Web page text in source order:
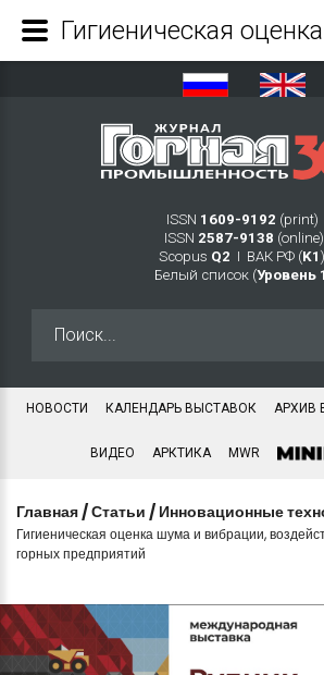
ISSN 1609-9192 (print)
ISSN 2587-9138 (online)
Scopus Q2 Ι ВАК РФ (K1 )
Белый список (Уровень 1
НОВОСТИ КАЛЕНДАРЬ ВЫСТАВОК АРХИВ
ВИДЕО АРКТИКА MWR
Главная /Статьи / Инновационные
Гигиеническая оценка шума и вибрации,
горных предприятий